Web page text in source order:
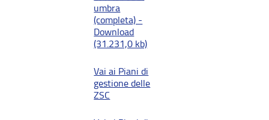
umbra
(completa) -
Download
(31.231,0 kb)
Vai ai Piani di
gestione delle
ZSC